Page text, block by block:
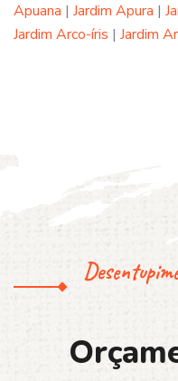
Apuana | Jardim Apura |
Jardim Arco-íris | Jardim
Orçam